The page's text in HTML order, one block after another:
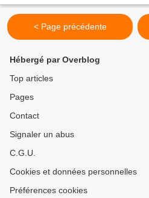
< Page précédente
Hébergé par Overblog
Top articles
Pages
Contact
Signaler un abus
C.G.U.
Cookies et données personnelles
Préférences cookies